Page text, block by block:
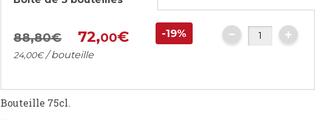
88,80€ 72,00€ -19%
24,00€/ bouteille
Bouteille 75cl.